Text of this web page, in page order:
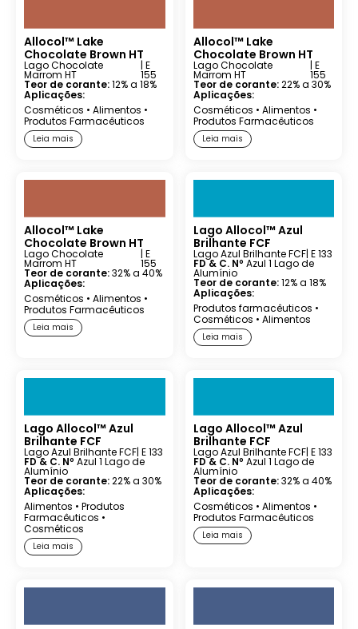
Allocol™ Lake
Chocolate Brown HT
Lago Chocolate
Marrom HT
| E
155
Teor de corante:12% a 18%
Aplicações:
Cosméticos • Alimentos •
Produtos Farmacêuticos
Leia mais
Allocol™ Lake
Chocolate Brown HT
Lago Chocolate
Marrom HT
| E
155
Teor de corante:22% a 30%
Aplicações:
Cosméticos • Alimentos •
Produtos Farmacêuticos
Leia mais
Allocol™ Lake
Chocolate Brown HT
Lago Chocolate
Marrom HT
| E
155
Teor de corante:32% a 40%
Aplicações:
Cosméticos • Alimentos •
Produtos Farmacêuticos
Leia mais
Lago Allocol™ Azul
Brilhante FCF
Lago Azul Brilhante FCF| E 133
FD & C. Nº Azul 1 Lago de
Alumínio
Teor de corante:12% a 18%
Aplicações:
Produtos farmacêuticos •
Cosméticos • Alimentos
Leia mais
Lago Allocol™ Azul
Brilhante FCF
Lago Azul Brilhante FCF| E 133
FD & C. Nº Azul 1 Lago de
Alumínio
Teor de corante:22% a 30%
Aplicações:
Alimentos • Produtos
Farmacêuticos •
Cosméticos
Leia mais
Lago Allocol™ Azul
Brilhante FCF
Lago Azul Brilhante FCF| E 133
FD & C. Nº Azul 1 Lago de
Alumínio
Teor de corante:32% a 40%
Aplicações:
Cosméticos • Alimentos •
Produtos Farmacêuticos
Leia mais